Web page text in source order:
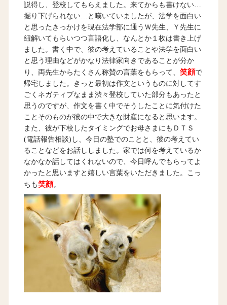
説得し、登校してもらえました。来てからも書けない…
掘り下げられない…と嘆いていましたが、法学を面白い
と思ったきっかけを現在法学部に通うＷ先生、Ｙ先生に
紐解いてもらいつつ言語化し、なんとか１枚は書き上げ
ました。書く中で、彼の考えていることや法学を面白い
と思う理由などがかなり法律家向きであることが分か
り、両先生からたくさん称賛の言葉をもらって、 笑顔で
帰宅しました。きっと最初は作文というものに対してす
ごくネガティブなまま渋々登校していた部分もあったと
思うのですが、作文を書く中でそうしたことに気付けた
ことそのものが彼の中で大きな財産になると思います。
また、彼が下校したタイミングでお母さまにもＤＴＳ
(電話報告相談)し、今日の塾でのことと、彼の考えてい
ることなどをお話ししました。家では何を考えているか
なかなか話してはくれないので、今日呼んでもらってよ
かったと思いますと嬉しい言葉をいただきました。こっ
ちも笑顔。